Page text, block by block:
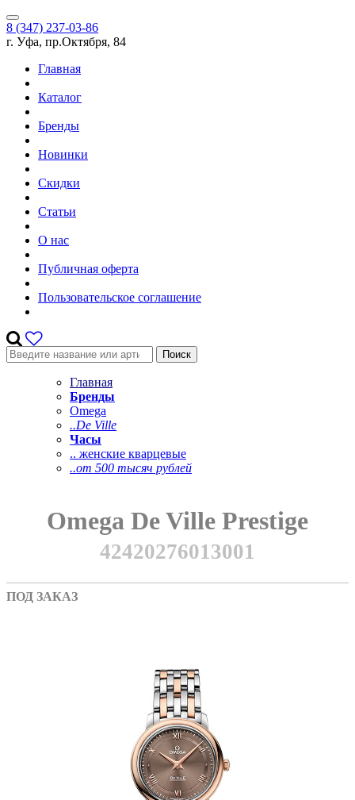
8 (347) 237-03-86
г. Уфа, пр.Октября, 84
Главная
Каталог
Бренды
Новинки
Скидки
Статьи
О нас
Публичная оферта
Пользовательское соглашение
Поиск
Главная
Бренды
Omega
..De Ville
Часы
.. женские кварцевые
..от 500 тысяч рублей
Omega De Ville Prestige
42420276013001
ПОД ЗАКАЗ